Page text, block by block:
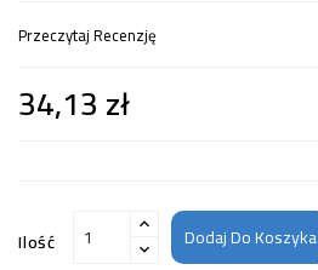
Przeczytaj Recenzję
34,13 zł
Ilość Dodaj Do Koszyka